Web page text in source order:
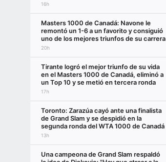
16h
Masters 1000 de Canadá: Navone le
remontó un 1-6 a un favorito y consiguió
uno de los mejores triunfos de su carrera
20h
Tirante logró el mejor triunfo de su vida
en el Masters 1000 de Canadá, eliminó a
un Top 10 y se metió en tercera ronda
17h
Toronto: Zarazúa cayó ante una finalista
de Grand Slam y se despidió en la
segunda ronda del WTA 1000 de Canadá
13h
Una campeona de Grand Slam respaldó